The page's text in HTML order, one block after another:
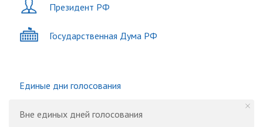
Президент РФ
Государственная Дума РФ
Единые дни голосования
Вне единых дней голосования